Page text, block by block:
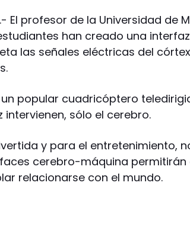
El profesor de la Universidad de
han creado una
las señales eléctricas del
un popular cuadricóptero
sólo el cerebro.
y para el entretenimiento,
cerebro-máquina permitirán
relacionarse con el mundo.